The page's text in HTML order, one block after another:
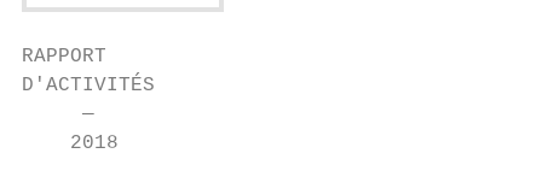
RAPPORT
D'ACTIVITÉS
     —
    2018